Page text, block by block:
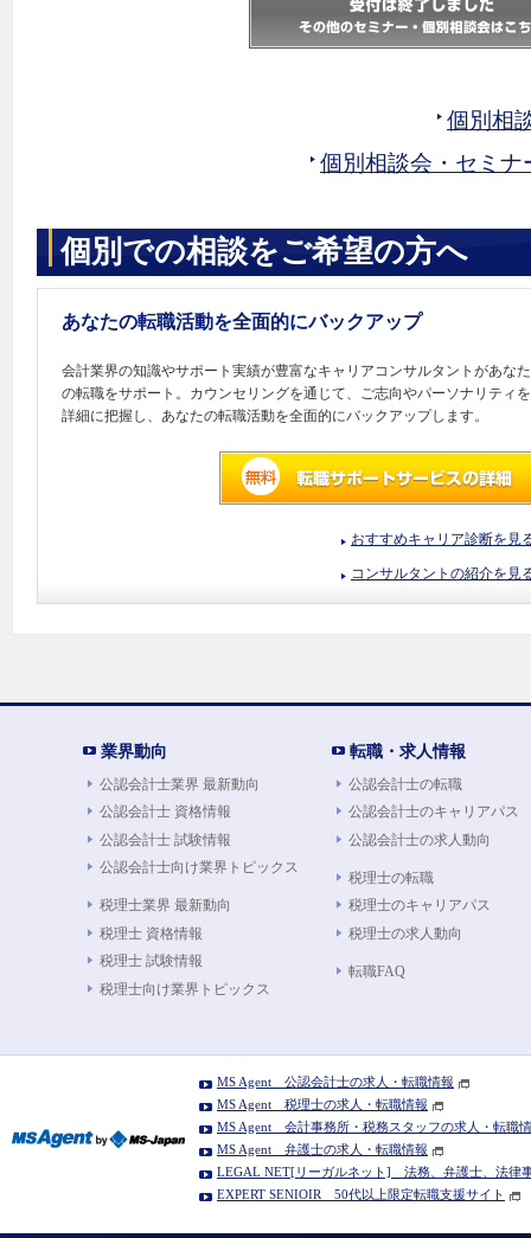
個別相
個別相談会・セミ
個別での相談をご希望の方へ
あなたの転職活動を全面的にバックアップ
会計業界の知識やサポート実績が豊富なキャリアコンサルタントがあなた
の転職をサポート。カウンセリングを通じて、ご志向やパーソナリティを
詳細に把握し、あなたの転職活動を全面的にバックアップします。
おすすめキャリア診断を見
コンサルタントの紹介を見
業界動向
公認会計士業界 最新動向
公認会計士 資格情報
公認会計士 試験情報
公認会計士向け業界トピックス
税理士業界 最新動向
税理士 資格情報
税理士 試験情報
税理士向け業界トピックス
転職・求人情報
公認会計士の転職
公認会計士のキャリアパス
公認会計士の求人動向
税理士の転職
税理士のキャリアパス
税理士の求人動向
転職FAQ
MS Agent 公認会計士の求人・転職情報
MS Agent 税理士の求人・転職情報
MS Agent 会計事務所・税務スタッフの求人・転職
MS Agent 弁護士の求人・転職情報
LEGAL NET[リーガルネット] 法務、弁護士、法律
EXPERT SENIOIR 50代以上限定転職支援サイト